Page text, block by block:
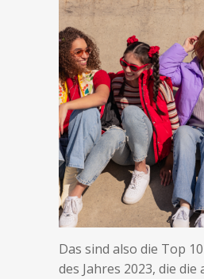
Das sind also die Top
des Jahres 2023, die die